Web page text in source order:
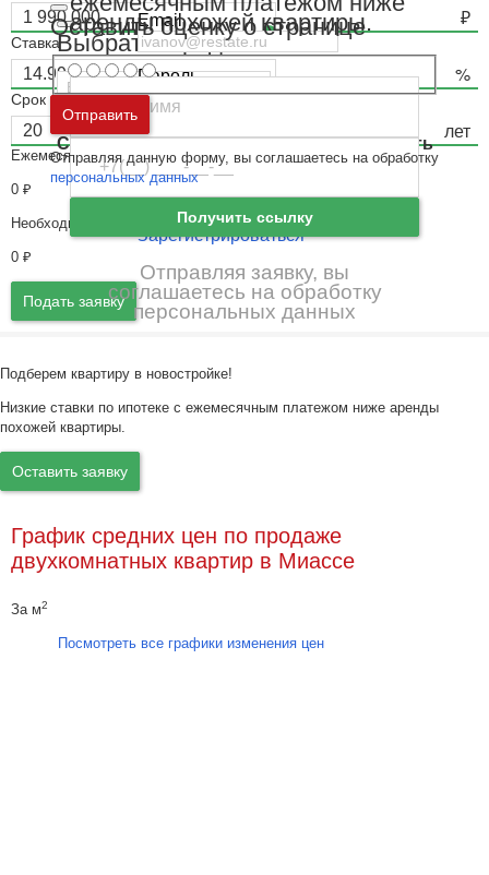
Выбрать город
Москва и
Московская область
Санкт-Петербург иЛенинградская область
Email
Пароль
Войти Забыли пароль
Ещё нет аккаунта?
Зарегистрироваться
Ставка
Срок
Ежемесячный платёж
0 ₽
Необходимый доход
0 ₽
Подать заявку
Подберем квартиру в новостройке!
Низкие ставки по ипотеке с ежемесячным платежом ниже аренды
похожей квартиры.
Оставить заявку
аренды похожей квартиры.
Получить ссылку
Отправляя заявку, вы
соглашаетесь на обработку
персональных данных
График средних цен по продаже
двухкомнатных квартир в Миассе
За м2
Посмотреть все графики изменения цен
Оставить оценку о странице
Отправить
Отправляя данную форму, вы соглашаетесь на обработку
персональных данных